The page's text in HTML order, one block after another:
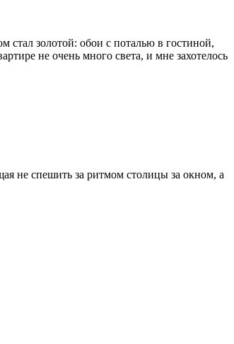
стал золотой: обои с поталью в гостиной,
не очень много света, и мне захотелось
не спешить за ритмом столицы за окном, а